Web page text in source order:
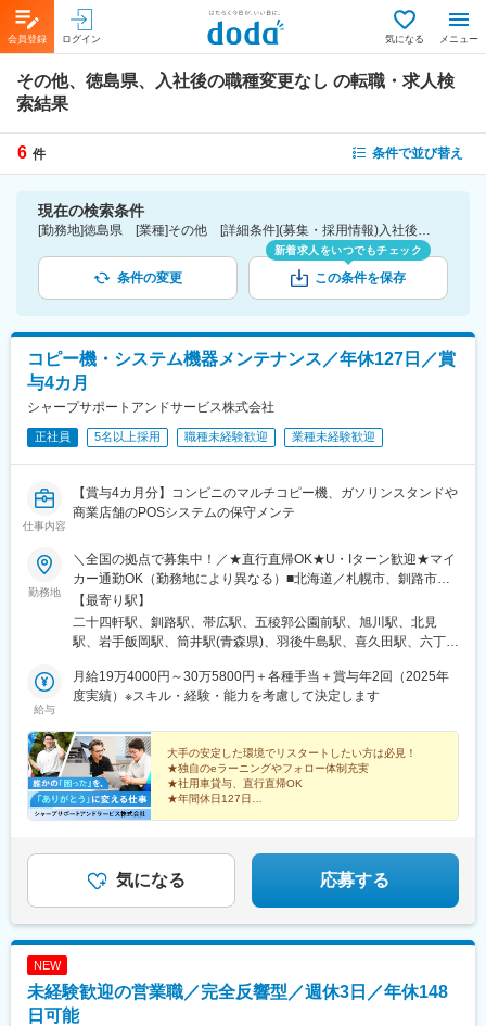
会員登録 ログイン 気になる メニュー
その他、徳島県、入社後の職種変更なし の転職・求人検
索結果
6 件 条件で並び替え
現在の検索条件
[勤務地]徳島県 [業種]その他 [詳細条件](募集・採用情報)入社後の職種変更なし
条件の変更
新着求人をいつでもチェック
この条件を保存
コピー機・システム機器メンテナンス／年休127日／賞
与4カ月
シャープサポートアンドサービス株式会社
正社員 5名以上採用 職種未経験歓迎 業種未経験歓迎
仕事内容
【賞与4カ月分】コンビニのマルチコピー機、ガソリンスタンドや
商業店舗のPOSシステムの保守メンテ
勤務地
＼全国の拠点で募集中！／★直行直帰OK★U・Iターン歓迎★マイ
カー通勤OK（勤務地により異なる）■北海道／札幌市、釧路市、
帯広市、函館市、旭川市、北見市■岩手県／紫波郡矢巾町■青森県
／青森市■秋田県／秋田市■福島県／郡山市■宮城県／仙台市■群馬
県／前橋市■新潟県／新潟市、長岡市■栃木県／宇都宮市■茨城県
区、北区、中野区、大田区、立川市■千葉県／千葉市■山梨県／甲
府市■神奈川県／横浜市、平塚市■静岡県／静岡市、沼津市、浜松
市、長野市■福井県／福井市■和歌山県／和歌山市、田辺市■大阪
府／八尾市、堺市、高槻市、大阪市■兵庫県／神戸市、尼崎市■京
都府／京都市■滋賀県／大津市■香川県／高松市■徳島県／徳島市■
愛媛県／松山市■高知県／高知市■広島県／広島市■岡山県／都窪
郡■福岡県／福岡市、北九州市■大分県／大分市■熊本県／上益城
【最寄り駅】
二十四軒駅、釧路駅、帯広駅、五稜郭公園前駅、旭川駅、北見
駅、岩手飯岡駅、筒井駅(青森県)、羽後牛島駅、喜久田駅、六丁の
偕楽園駅、研究学園駅、東宮原駅、川越駅、大島駅(東京都)、海浜
幕張駅、田端駅、新中野駅、平和島駅、柴崎体育館駅、甲府駅、
学校前駅、尾頭橋駅、西岐阜駅、宇頭駅、渚駅(長野県)、稲荷山
駅、越前開発駅、和歌山港駅、久宝寺駅、堺東駅、紀伊田辺駅、
枚方公園駅、堺筋本町駅、西中島南方駅、総合運動公園駅、猪名
寺駅、十条駅(京都府・近鉄線)、瀬田駅(滋賀県)、沖松島駅、二軒
屋駅、余戸駅、介良通駅、祇園新橋北駅、中庄駅、雑餉隈駅、旦
杉並町駅、今羽駅、亀戸水神駅、赤土小学校前駅、中野坂上駅、
流通センター駅、山王駅(愛知県)、谷町四丁目駅、南方駅(大阪
給与
月給19万4000円～30万5800円＋各種手当＋賞与年2回（2025年
度実績）※スキル・経験・能力を考慮して決定します
大手の安定した環境でリスタートしたい方は必見！
★独自のeラーニングやフォロー体制充実
★社用車貸与、直行直帰OK
★年間休日127日
「ちょっと興味がある」そんな方は求人詳細をクリッ
ク！
気になる 応募する
NEW
未経験歓迎の営業職／完全反響型／週休3日／年休148
日可能